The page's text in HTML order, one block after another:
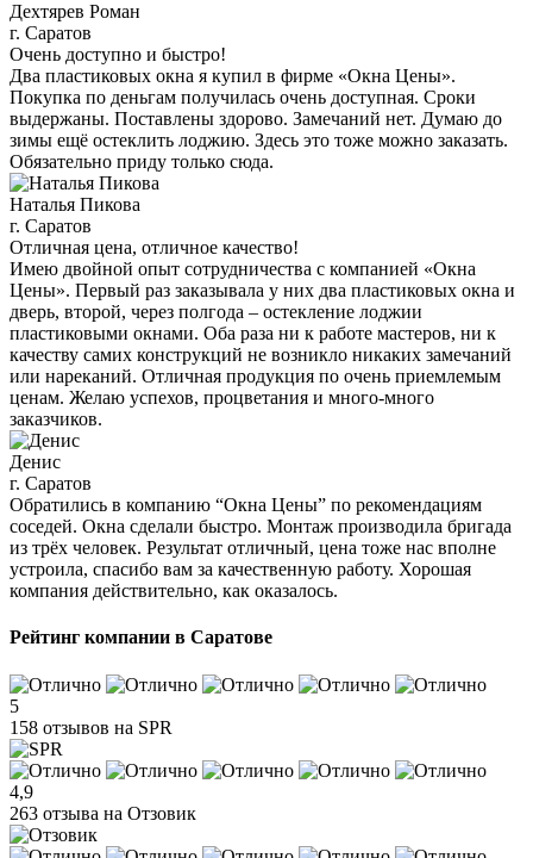
Дехтярев Роман
г. Саратов
Очень доступно и быстро!
Два пластиковых окна я купил в фирме «Окна Цены».
Покупка по деньгам получилась очень доступная. Сроки
выдержаны. Поставлены здорово. Замечаний нет. Думаю до
зимы ещё остеклить лоджию. Здесь это тоже можно заказать.
Обязательно приду только сюда.
Наталья Пикова
г. Саратов
Отличная цена, отличное качество!
Имею двойной опыт сотрудничества с компанией «Окна
Цены». Первый раз заказывала у них два пластиковых окна и
дверь, второй, через полгода – остекление лоджии
пластиковыми окнами. Оба раза ни к работе мастеров, ни к
качеству самих конструкций не возникло никаких замечаний
или нареканий. Отличная продукция по очень приемлемым
ценам. Желаю успехов, процветания и много-много
заказчиков.
Денис
г. Саратов
Обратились в компанию “Окна Цены” по рекомендациям
соседей. Окна сделали быстро. Монтаж производила бригада
из трёх человек. Результат отличный, цена тоже нас вполне
устроила, спасибо вам за качественную работу. Хорошая
компания действительно, как оказалось.
Рейтинг компании в Саратове
5
158 отзывов на SPR
4,9
263 отзыва на Отзовик